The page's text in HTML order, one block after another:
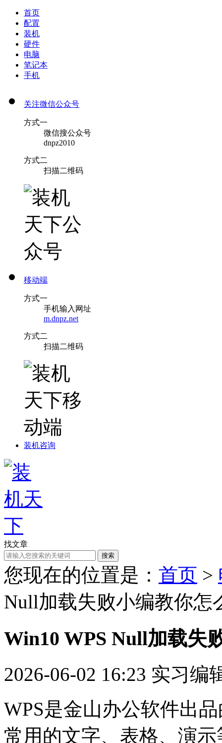
首页
配置
装机
硬件
电脑
笔记本
手机
关注微信公众号
方式一
微信搜公众号
dnpz2010
方式二
扫描二维码
移动端
方式一
手机输入网址
m.dnpz.net
方式二
扫描二维码
装机咨询
找文章
搜索
您现在的位置是： 首页 >
Null加载失败小编教你怎
Win10 WPS Null加载失
2026-06-02 16:23 实习编
WPS是金山办公软件出
常用的文字、表格、演